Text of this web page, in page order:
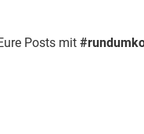
Posts mit